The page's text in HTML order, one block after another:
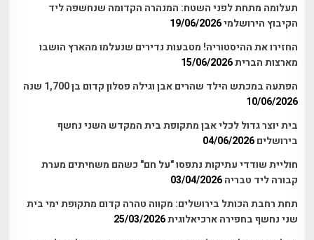
תעלומה מתחת לפני השטח: המנהרה הקדומה שנחשפה ליד
הקיבוץ הירושלמי19/06/2026
החזירו את ההיסטוריה! מטבעות נדירים שנעלמו מהארץ הושבו
מארצות הברית15/06/2026
הפתעה במכתש הילד שהרים אבן וגילה פסלון קדום בן 1,700 שנה
10/06/2026
בית יוצר גדול לכלי אבן מתקופת בית המקדש השני נחשף
בירושלים 04/06/2026
חוליית שודדי עתיקות נתפסו "על חם" כשהם משחיתים מערת
קבורה ליד טבריה 03/04/2026
תחת רחבת הכותל בירושלים: מקווה טהרה קדום מתקופת ימי בית
שני נחשף בחפירה ארכיאלוגית25/03/2026